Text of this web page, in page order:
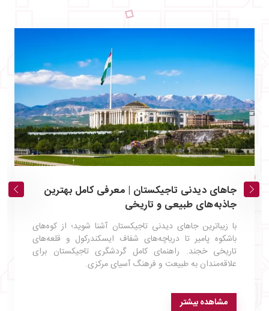
جاهای دیدنی تاجیکستان | معرفی کامل بهترین
جاذبه‌های طبیعی و تاریخی
با زیباترین جاهای دیدنی تاجیکستان آشنا شوید؛ از کوه‌های
باشکوه پامیر تا دریاچه‌های شفاف ایسکندرکول و قلعه‌های
تاریخی خجند. راهنمای کامل گردشگری تاجیکستان برای
علاقه‌مندان به طبیعت و فرهنگ آسیای مرکزی.
مشاهده بیشتر